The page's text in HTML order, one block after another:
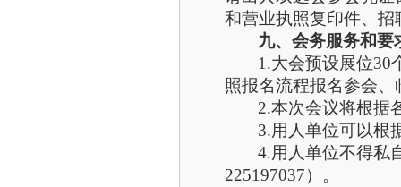
和营业执照复印件、
九、会务服务和要
1.大会预设展位30
照报名流程报名参会
2.本次会议将根据
3.用人单位可以根
4.用人单位不得私
225197037）。